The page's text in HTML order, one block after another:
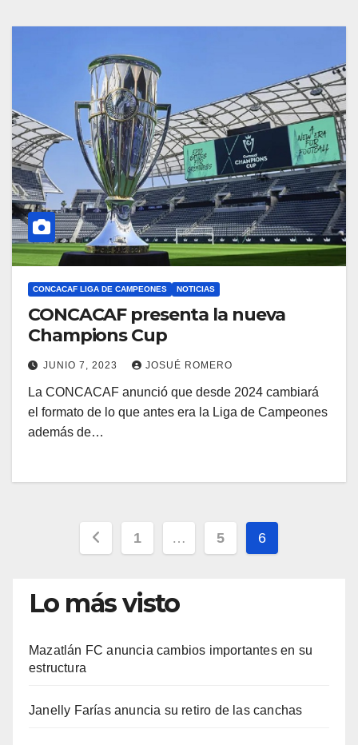
CONCACAF LIGA DE CAMPEONES NOTICIAS
CONCACAF presenta la nueva
Champions Cup
JUNIO 7, 2023 JOSUÉ ROMERO
La CONCACAF anunció que desde 2024 cambiará
el formato de lo que antes era la Liga de Campeones
además de…
Paginación
entradas
1 … 5 6
Lo más visto
Mazatlán FC anuncia cambios importantes en su
estructura
Janelly Farías anuncia su retiro de las canchas